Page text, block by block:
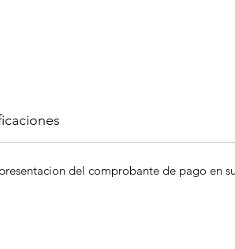
del comprobante de pago en